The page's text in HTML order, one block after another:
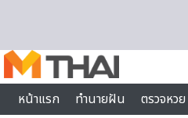
หน้าแรก
ทำนายฝัน ตรวจหวย